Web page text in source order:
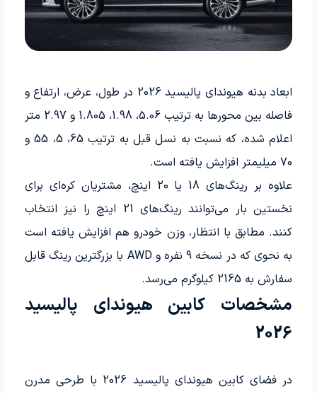
ابعاد بدنه هیوندای پالیسید 2026 در طول، عرض، ارتفاع و
فاصله بین محورها به ترتیب 5.06، 1.98، 1.805 و 2.97 متر
اعلام شده، که نسبت به نسل قبل به ترتیب 65، 5، 55 و
70 میلیمتر افزایش یافته است.
علاوه بر رینگ‌های 18 یا 20 اینچ، مشتریان کره‌ای برای
نخستین بار می‌توانند رینگ‌های 21 اینچ را نیز انتخاب
کنند. مطابق با انتظار، وزن خودرو هم افزایش یافته است
به نحوی که در نسخه 9 نفره و AWD با بزرگترین رینگ قابل
سفارش به 2165 کیلوگرم می‌رسد.
مشخصات کابین هیوندای پالیسید
2026
در فضای کابین هیوندای پالیسید 2026 با طرحی مدرن